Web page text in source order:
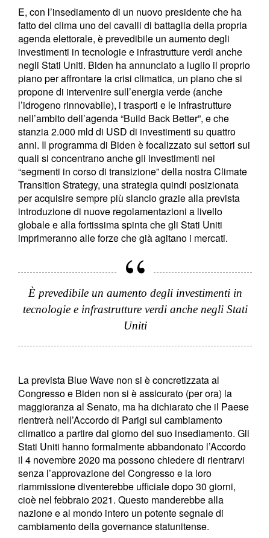
E, con l’insediamento di un nuovo presidente che ha
fatto del clima uno dei cavalli di battaglia della propria
agenda elettorale, è prevedibile un aumento degli
investimenti in tecnologie e infrastrutture verdi anche
negli Stati Uniti. Biden ha annunciato a luglio il proprio
piano per affrontare la crisi climatica, un piano che si
propone di intervenire sull’energia verde (anche
l’idrogeno rinnovabile), i trasporti e le infrastrutture
nell’ambito dell’agenda “Build Back Better”, e che
stanzia 2.000 mld di USD di investimenti su quattro
anni. Il programma di Biden è focalizzato sui settori sui
quali si concentrano anche gli investimenti nei
“segmenti in corso di transizione” della nostra Climate
Transition Strategy, una strategia quindi posizionata
per acquisire sempre più slancio grazie alla prevista
introduzione di nuove regolamentazioni a livello
globale e alla fortissima spinta che gli Stati Uniti
imprimeranno alle forze che già agitano i mercati.
È prevedibile un aumento degli investimenti in
tecnologie e infrastrutture verdi anche negli Stati
Uniti
La prevista Blue Wave non si è concretizzata al
Congresso e Biden non si è assicurato (per ora) la
maggioranza al Senato, ma ha dichiarato che il Paese
rientrerà nell’Accordo di Parigi sul cambiamento
climatico a partire dal giorno del suo insediamento. Gli
Stati Uniti hanno formalmente abbandonato l’Accordo
il 4 novembre 2020 ma possono chiedere di rientrarvi
senza l’approvazione del Congresso e la loro
riammissione diventerebbe ufficiale dopo 30 giorni,
cioè nel febbraio 2021. Questo manderebbe alla
nazione e al mondo intero un potente segnale di
cambiamento della governance statunitense.